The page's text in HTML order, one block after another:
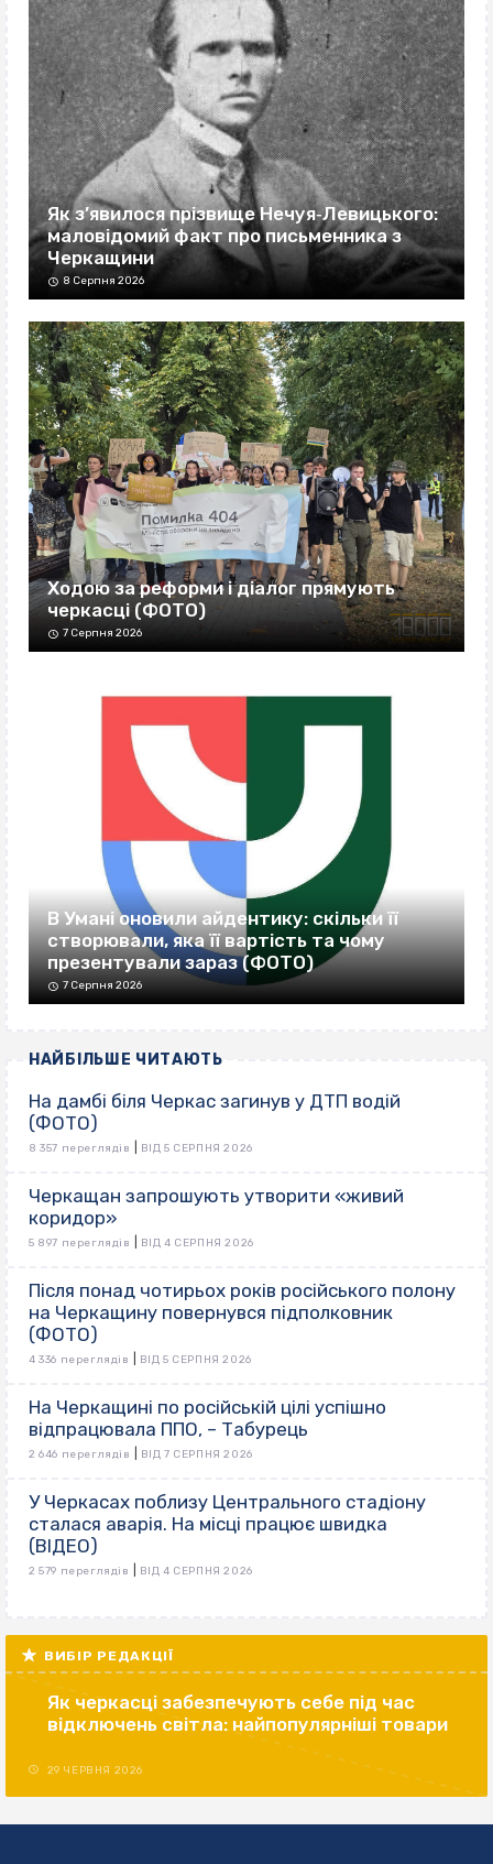
Як з’явилося прізвище Нечуя‐Левицького:
маловідомий факт про письменника з
Черкащини
8 Серпня 2026
Ходою за реформи і діалог прямують
черкасці (ФОТО)
7 Серпня 2026
В Умані оновили айдентику: скільки її
створювали, яка її вартість та чому
презентували зараз (ФОТО)
7 Серпня 2026
НАЙБІЛЬШЕ ЧИТАЮТЬ
На дамбі біля Черкас загинув у ДТП водій
(ФОТО)
8 357 переглядів ВІД 5 СЕРПНЯ 2026
Черкащан запрошують утворити «живий
коридор»
5 897 переглядів ВІД 4 СЕРПНЯ 2026
Після понад чотирьох років російського полону
на Черкащину повернувся підполковник
(ФОТО)
4 336 переглядів ВІД 5 СЕРПНЯ 2026
На Черкащині по російській цілі успішно
відпрацювала ППО, – Табурець
2 646 переглядів ВІД 7 СЕРПНЯ 2026
У Черкасах поблизу Центрального стадіону
сталася аварія. На місці працює швидка
(ВІДЕО)
2 579 переглядів ВІД 4 СЕРПНЯ 2026
ВИБІР РЕДАКЦІЇ
Як черкасці забезпечують себе під час
відключень світла: найпопулярніші товари
29 ЧЕРВНЯ 2026